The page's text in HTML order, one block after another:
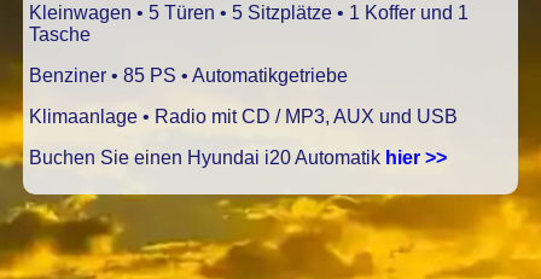
Kleinwagen • 5 Türen • 5 Sitzplätze • 1 Koffer und 1
Tasche
Benziner • 85 PS • Automatikgetriebe
Klimaanlage • Radio mit CD / MP3, AUX und USB
Buchen Sie einen Hyundai i20 Automatik hier >>